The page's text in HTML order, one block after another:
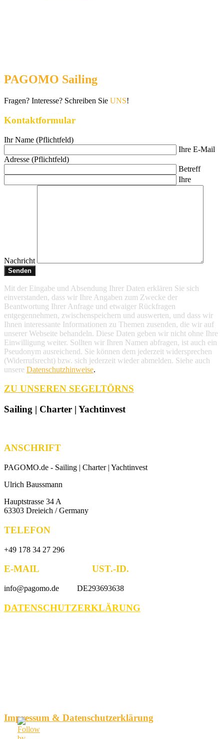
PAGOMO Sailing
Fragen? Interesse? Schreiben Sie UNS!
Kontaktformular
Ihr Name (Pflichtfeld)
Ihre E-Mail
Adresse (Pflichtfeld)
Betreff
Ihre
Nachricht
Mit der Eingabe und Absendung Ihrer Daten erklären Sie sich
einverstanden, dass wir Ihre Angaben zum Zwecke der
Beantwortung Ihrer Anfrage und etwaiger Rückfragen
entgegennehmen, zwischenspeichern und auswerten, und dass wir
Ihnen interessante Informationen zu Themen zusenden, die wir auf
unserer Webseite behandeln. Diese Daten geben wir nicht ohne Ihre
Einwilligung weiter. Sollten wir Ihren Namen abfragen, ist auch ein
Pseudonym ausreichend. Sie können dem jederzeit widersprechen
(Widerrufsrecht) bzw. sich jederzeit wieder abmelden. Siehe auch
unsere Datenschutzhinweise.
ZU UNSEREN SEGELTÖRNS
Sailing | Charter | Yachtinvest
ANSCHRIFT
PAGOMO.de - Sailing | Charter | Yachtinvest
Ulrich Baussmann
Hauptstrasse 34 A
63303 Dreieich / Germany
TELEFON
+49 178 34 27 296
E-MAIL UST.-ID.
info@pagomo.de DE293693638
DATENSCHUTZERKLÄRUNG
Impressum & Datenschutzerklärung